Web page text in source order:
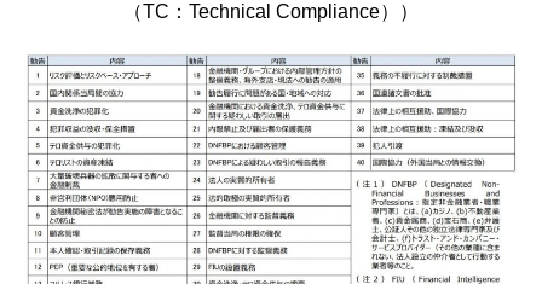
（TC：Technical Compliance））